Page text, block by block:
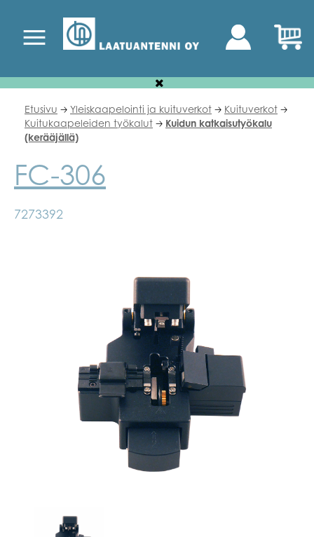
Etusivu 🡢 Yleiskaapelointi ja kuituverkot 🡢 Kuituverkot 🡢
Kuitukaapeleiden työkalut 🡢 Kuidun katkaisutyökalu
(kerääjällä)
FC-306
7273392